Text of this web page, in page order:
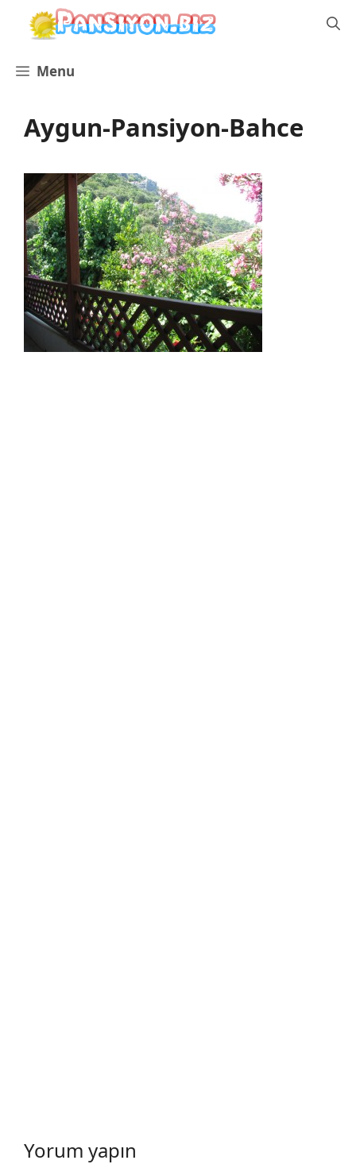
İçeriğe
Menu
Aygun-Pansiyon-Bahce
Yorum yapın